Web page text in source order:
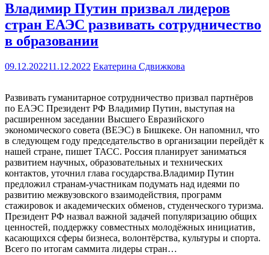
Владимир Путин призвал лидеров
стран ЕАЭС развивать сотрудничество
в образовании
09.12.202211.12.2022 Екатерина Сдвижкова
Развивать гуманитарное сотрудничество призвал партнёров
по ЕАЭС Президент РФ Владимир Путин, выступая на
расширенном заседании Высшего Евразийского
экономического совета (ВЕЭС) в Бишкеке. Он напомнил, что
в следующем году председательство в организации перейдёт к
нашей стране, пишет ТАСС. Россия планирует заниматься
развитием научных, образовательных и технических
контактов, уточнил глава государства.Владимир Путин
предложил странам-участникам подумать над идеями по
развитию межвузовского взаимодействия, программ
стажировок и академических обменов, студенческого туризма.
Президент РФ назвал важной задачей популяризацию общих
ценностей, поддержку совместных молодёжных инициатив,
касающихся сферы бизнеса, волонтёрства, культуры и спорта.
Всего по итогам саммита лидеры стран…